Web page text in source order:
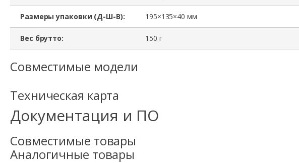
Размеры упаковки (Д-Ш-В): 195×135×40 мм
Вес брутто: 150 г
Совместимые модели
Техническая карта
Документация и ПО
Совместимые товары
Аналогичные товары